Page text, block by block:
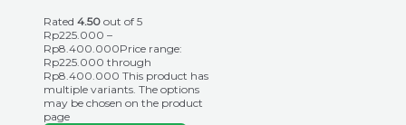
Rated 4.50 out of 5
Rp225.000 –
Rp8.400.000Price range:
Rp225.000 through
Rp8.400.000 This product has
multiple variants. The options
may be chosen on the product
page